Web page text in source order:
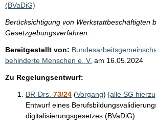
(BVaDiG)
Berücksichtigung von Werkstattbeschäftigten
Gesetzgebungsverfahren.
Bereitgestellt von:
behinderte Menschen e. V. am 16.05.2024
Zu Regelungsentwurf:
BR-Drs. 73/24 (Vorgang) [alle SG
Entwurf eines
digitalisierungsgesetzes (BVaDiG)